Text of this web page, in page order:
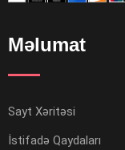
Məlumat
Sayt Xəritəsi
İstifadə Qaydaları